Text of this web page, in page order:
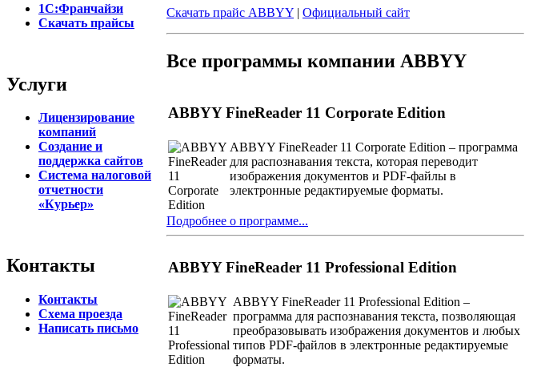
1С:Франчайзи
Скачать прайсы
Услуги
Лицензирование
компаний
Создание и
поддержка сайтов
Система налоговой
отчетности
«Курьер»
Контакты
Контакты
Схема проезда
Написать письмо
Скачать прайс ABBYY | Официальный сайт
Все программы компании ABBYY
ABBYY FineReader 11 Corporate Edition
ABBYY FineReader 11 Corporate Edition – программа
для распознавания текста, которая переводит
изображения документов и PDF-файлы в
электронные редактируемые форматы.
Подробнее о программе...
ABBYY FineReader 11 Professional Edition
ABBYY FineReader 11 Professional Edition –
программа для распознавания текста, позволяющая
преобразовывать изображения документов и любых
типов PDF-файлов в электронные редактируемые
форматы.